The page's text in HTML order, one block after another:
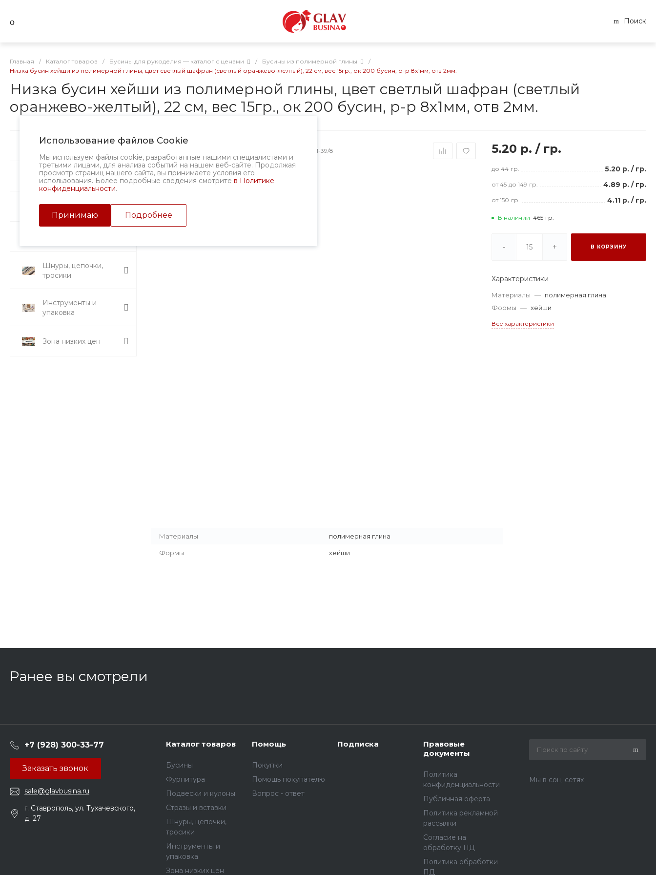
Поиск
Главная / Каталог товаров / Бусины для рукоделия — каталог с ценами / Бусины из полимерной глины
/
Низка бусин хейши из полимерной глины, цвет светлый шафран (светлый оранжево-желтый), 22 см, вес 15гр., ок 200 бусин, р-р 8х1мм, отв 2мм.
Низка бусин хейши из полимерной глины, цвет светлый шафран (светлый
оранжево-желтый), 22 см, вес 15гр., ок 200 бусин, р-р 8х1мм, отв 2мм.
Использование файлов Cookie
Мы используем файлы cookie, разработанные нашими специалистами и
третьими лицами, для анализа событий на нашем веб-сайте. Продолжая
просмотр страниц нашего сайта, вы принимаете условия его
использования. Более подробные сведения смотрите в Политике
конфиденциальности.
Принимаю Подробнее
Бусины
Фурнитура
Подвески и кулоны
Шнуры, цепочки,
тросики
Инструменты и
упаковка
Зона низких цен
1801-39/8 5.20 р./ гр.
до 44 гр. 5.20 р. / гр.
от 45 до 149 гр. 4.89 р. / гр.
от 150 гр. 4.11 р. / гр.
В наличии 465 гр.
- + В КОРЗИНУ
Характеристики
Материалы — полимерная глина
Формы — хейши
Все характеристики
Материалы полимерная глина
Формы хейши
Ранее вы смотрели
+7 (928) 300-33-77
Заказать звонок
sale@glavbusina.ru
г. Ставрополь, ул. Тухачевского,
д. 27
Каталог товаров
Бусины
Фурнитура
Подвески и кулоны
Стразы и вставки
Шнуры, цепочки,
тросики
Инструменты и
упаковка
Зона низких цен
Помощь
Покупки
Помощь покупателю
Вопрос - ответ
Подписка
Правовые
документы
Политика
конфиденциальности
Публичная оферта
Политика рекламной
рассылки
Согласие на
обработку ПД
Политика обработки
ПД
Мы в соц. сетях